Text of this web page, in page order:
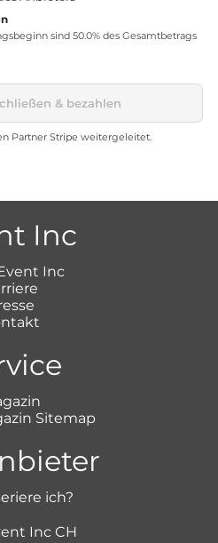
sind 50.0% des Gesamtbetrags
& bezahlen
Partner Stripe weitergeleitet.
Inc
Inc
Sitemap
ich?
Inc CH